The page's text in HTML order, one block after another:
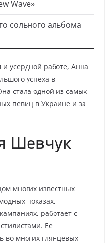
Wave»
сольного альбома
и усердной работе, Анна
успеха в
стала одной из самых
певиц в Украине и за
Шевчук
многих известных
показах,
работает с
Ее
во многих глянцевых